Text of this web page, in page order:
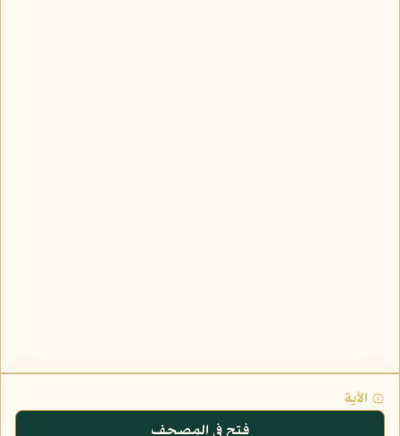
۞ الآية
فتح في المصحف